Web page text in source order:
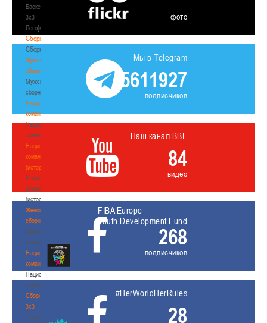
Баскетбол
3х3
Лого[modid=121]
Сборные
Сборные
Мужские
сборные
Мужские
сборные
Национальная
команда
Национальная
команда
Национальная
команда
(история)
Национальная
команда
(история)
Женские
сборные
Женские
сборные
Национальная
команда
Национальная
команда
Сборные
3х3
Сборные
фото
Мы в Telegram
5611927
подписчиков
Наш канал BBF
84
видео
FIBA Europe
Youth Development Fund
268
подписчиков
#HerWorldHerRules
28